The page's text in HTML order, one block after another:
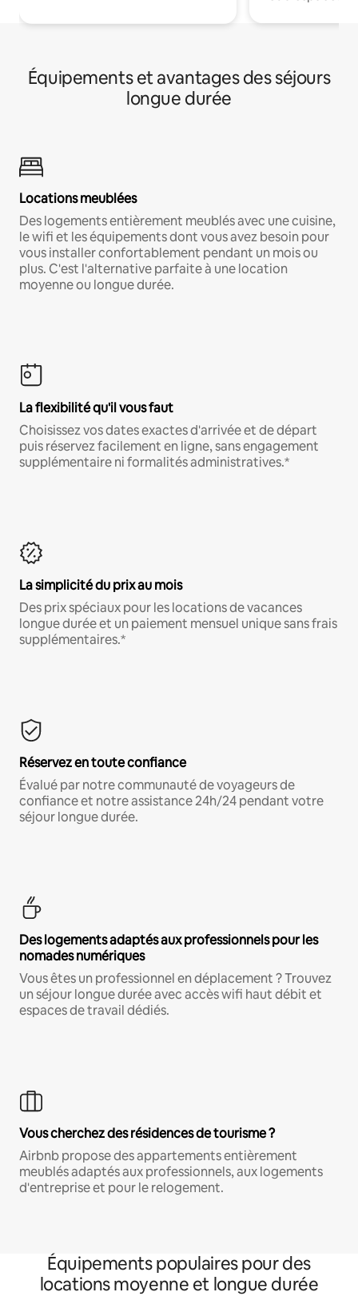
Équipements et avantages des séjours
longue durée
Locations meublées
Des logements entièrement meublés avec une cuisine,
le wifi et les équipements dont vous avez besoin pour
vous installer confortablement pendant un mois ou
plus. C'est l'alternative parfaite à une location
moyenne ou longue durée.
La flexibilité qu'il vous faut
Choisissez vos dates exactes d'arrivée et de départ
puis réservez facilement en ligne, sans engagement
supplémentaire ni formalités administratives.*
La simplicité du prix au mois
Des prix spéciaux pour les locations de vacances
longue durée et un paiement mensuel unique sans frais
supplémentaires.*
Réservez en toute confiance
Évalué par notre communauté de voyageurs de
confiance et notre assistance 24h/24 pendant votre
séjour longue durée.
Des logements adaptés aux professionnels pour les
nomades numériques
Vous êtes un professionnel en déplacement ? Trouvez
un séjour longue durée avec accès wifi haut débit et
espaces de travail dédiés.
Vous cherchez des résidences de tourisme ?
Airbnb propose des appartements entièrement
meublés adaptés aux professionnels, aux logements
d'entreprise et pour le relogement.
Équipements populaires pour des
locations moyenne et longue durée